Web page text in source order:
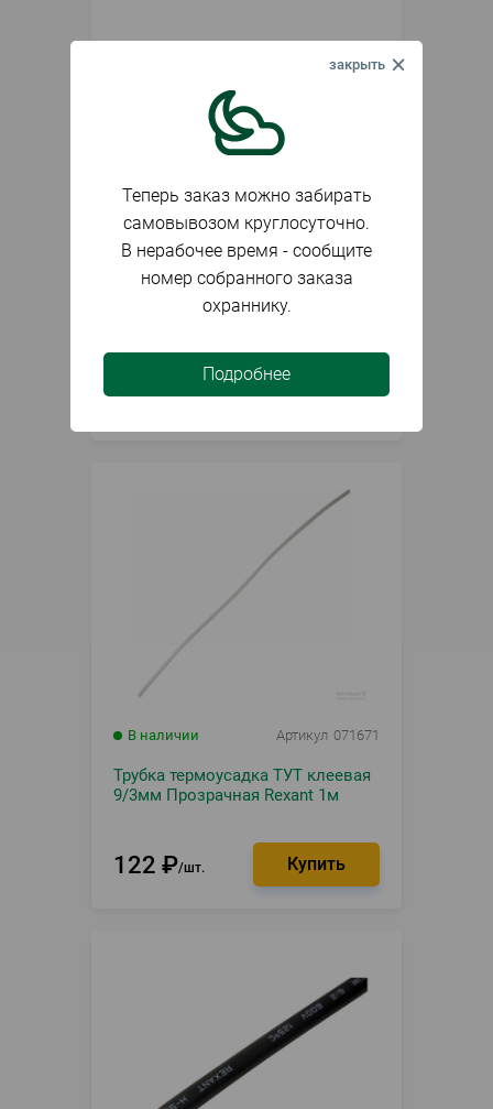
Трубка термоусадка ТУТ клеевая
82 ₽ шт.
В наличии Артикул 071671
Трубка термоусадка ТУТ клеевая
9/3мм Прозрачная Rexant 1м
122 ₽ шт.
Теперь заказ можно забирать
самовывозом круглосуточно.
В нерабочее время - сообщите
номер собранного заказа
охраннику.
Подробнее